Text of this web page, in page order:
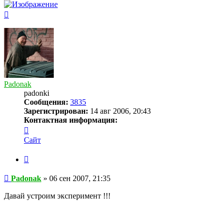
началу
Padonak
padonki
Сообщения: 3835
Зарегистрирован: 14 авг 2006, 20:43
Контактная информация:
информация
пользователя
Сайт
Сообщение
Padonak » 06 сен 2007, 21:35
Давай устроим эксперимент !!!